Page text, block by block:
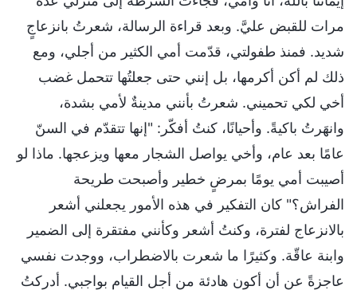
مرات للقبض عليَّ. وبعد قراءة الرسالة، شعرتُ بانزعاجٍ
شديد. فمنذ طفولتي، قدّمت أمي الكثير من أجلي، ومع
ذلك لم أكن أكرمها، بل إنني حتى جعلتُها تتحمل غضب
أخي لكي تحميني. شعرتُ بأنني مدينةٌ لأمي بشدة،
وانهَرتُ باكيةً. وأحيانًا، كنتُ أفكّر: "إنها تتقدّم في السنّ
عامًا بعد عام، وأخي يواصل الشجار معها ويزعجها. ماذا لو
أصيبت أمي يومًا بمرضٍ خطير وأصبحت طريحة
الفراش؟" كان التفكير في هذه الأمور يجعلني أشعر
بالانزعاج لفترة، وكنتُ أشعر وكأنني مفتقرة إلى الضمير
وابنة عاقّة. وكثيرًا ما شعرت بالاضطراب، ووجدت نفسي
عاجزةً عن أن أكون هادئة من أجل القيام بواجبي. أدركتُ